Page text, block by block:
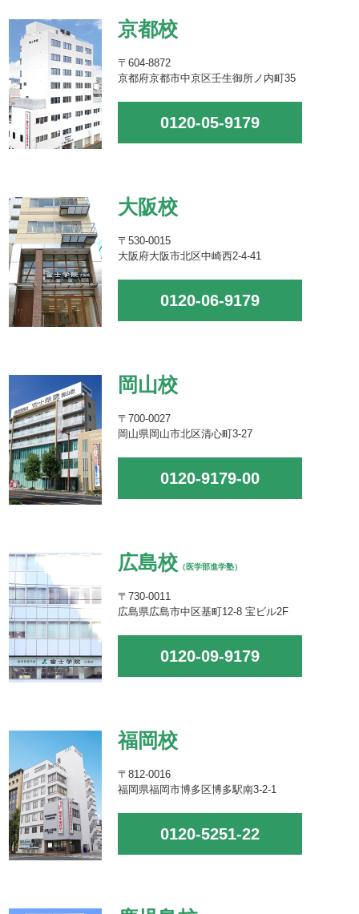
京都校
〒604-8872
京都府京都市中京区壬生御所ノ内町35
0120-05-9179
大阪校
〒530-0015
大阪府大阪市北区中崎西2-4-41
0120-06-9179
岡山校
〒700-0027
岡山県岡山市北区清心町3-27
0120-9179-00
広島校 （医学部進学塾）
〒730-0011
広島県広島市中区基町12-8 宝ビル2F
0120-09-9179
福岡校
〒812-0016
福岡県福岡市博多区博多駅南3-2-1
0120-5251-22